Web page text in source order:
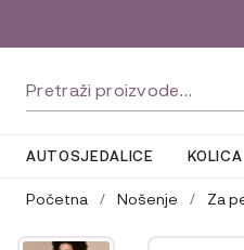
AUTOSJEDALICE KOLICA
na
do
Početna / Nošenje / Za